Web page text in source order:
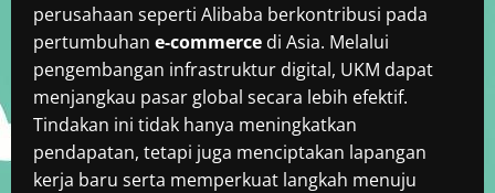
perusahaan seperti Alibaba berkontribusi pada
pertumbuhan e-commerce di Asia. Melalui
pengembangan infrastruktur digital, UKM dapat
menjangkau pasar global secara lebih efektif.
Tindakan ini tidak hanya meningkatkan
pendapatan, tetapi juga menciptakan lapangan
kerja baru serta memperkuat langkah menuju